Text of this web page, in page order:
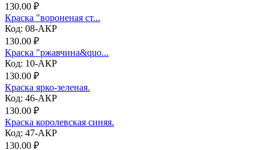
130.00 ₽
Краска "вороненая ст...
Код: 08-АКР
130.00 ₽
Краска "ржавчина&quo...
Код: 10-АКР
130.00 ₽
Краска ярко-зеленая.
Код: 46-АКР
130.00 ₽
Краска королевская синяя.
Код: 47-АКР
130.00 ₽